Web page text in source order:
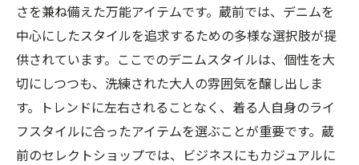
さを兼ね備えた万能アイテムです。蔵前では、デニムを
中心にしたスタイルを追求するための多様な選択肢が提
供されています。ここでのデニムスタイルは、個性を大
切にしつつも、洗練された大人の雰囲気を醸し出しま
す。トレンドに左右されることなく、着る人自身のライ
フスタイルに合ったアイテムを選ぶことが重要です。蔵
前のセレクトショップでは、ビジネスにもカジュアルに